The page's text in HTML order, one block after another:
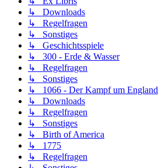
↳ Downloads
↳ Regelfragen
↳ Sonstiges
↳ Geschichtsspiele
↳ 300 - Erde & Wasser
↳ Regelfragen
↳ Sonstiges
↳ 1066 - Der Kampf um England
↳ Downloads
↳ Regelfragen
↳ Sonstiges
↳ Birth of America
↳ 1775
↳ Regelfragen